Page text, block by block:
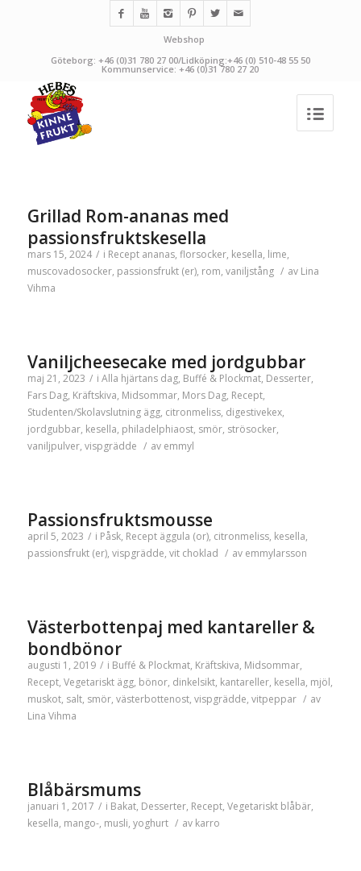
Webshop
Göteborg: +46 (0)31 780 27 00/Lidköping:+46 (0) 510-48 55 50
Kommunservice: +46 (0)31 780 27 20
Grillad Rom-ananas med
passionsfruktskesella
mars 15, 2024 / i Recept ananas, florsocker, kesella, lime,
muscovadosocker, passionsfrukt (er), rom, vaniljstång / av Lina
Vihma
Vaniljcheesecake med jordgubbar
maj 21, 2023 / i Alla hjärtans dag, Buffé & Plockmat, Desserter,
Fars Dag, Kräftskiva, Midsommar, Mors Dag, Recept,
Studenten/Skolavslutning ägg, citronmeliss, digestivekex,
jordgubbar, kesella, philadelphiaost, smör, strösocker,
vaniljpulver, vispgrädde / av emmyl
Passionsfruktsmousse
april 5, 2023 / i Påsk, Recept äggula (or), citronmeliss, kesella,
passionsfrukt (er), vispgrädde, vit choklad / av emmylarsson
Västerbottenpaj med kantareller &
bondbönor
augusti 1, 2019 / i Buffé & Plockmat, Kräftskiva, Midsommar,
Recept, Vegetariskt ägg, bönor, dinkelsikt, kantareller, kesella, mjöl,
muskot, salt, smör, västerbottenost, vispgrädde, vitpeppar / av
Lina Vihma
Blåbärsmums
januari 1, 2017 / i Bakat, Desserter, Recept, Vegetariskt blåbär,
kesella, mango-, musli, yoghurt / av karro